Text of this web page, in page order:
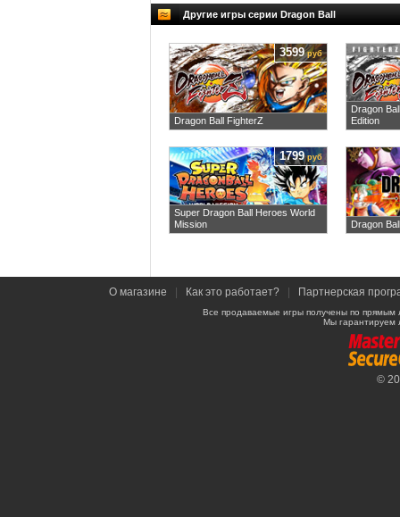
Другие игры серии Dragon Ball
Dragon Ball FighterZ
3599руб
Dragon
Edition
Super Dragon Ball Heroes World
Mission
1799руб
Dragon
О магазине Как это работает? Партнерская
Все продаваемые игры получены по
Мы гарантируем
©